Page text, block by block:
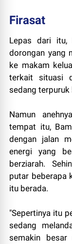
Firasat
Lepas dari itu,
dorongan yang
ke makam
terkait situasi
sedang terpuruk
Namun
tempat itu,
dengan jalan
energi yang
berziarah.
putar beberapa
itu berada.
"Sepertinya itu
sedang
semakin